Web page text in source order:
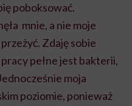
poboksować.
mnie, a nie moje
Zdaję sobie
pełne jest bakterii,
moja
poziomie, ponieważ